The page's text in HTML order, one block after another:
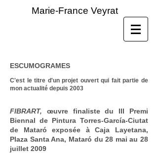
Marie-France Veyrat
ESCUMOGRAMES
C'est le titre d'un projet ouvert qui fait partie de
mon actualité depuis 2003
FIBRART, œuvre finaliste du III Premi
Biennal de Pintura Torres-García-Ciutat
de Mataró exposée à Caja Layetana,
Plaza Santa Ana, Mataró du 28 mai au 28
juillet 2009